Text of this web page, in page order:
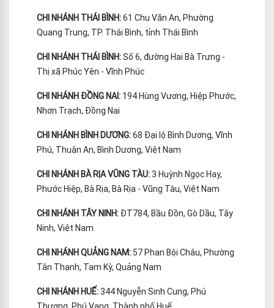
CHI NHÁNH THÁI BÌNH:61 Chu Văn An, Phường
Quang Trung, TP. Thái Bình, tỉnh Thái Bình
CHI NHÁNH THÁI BÌNH:Số 6, đường Hai Bà Trưng -
Thị xã Phúc Yên - Vĩnh Phúc
CHI NHÁNH ĐỒNG NAI: 194 Hùng Vương, Hiệp Phước,
Nhơn Trạch, Đồng Nai
CHI NHÁNH BÌNH DƯƠNG:68 Đại lộ Bình Dương, Vĩnh
Phú, Thuận An, Bình Dương, Việt Nam
CHI NHÁNH BÀ RỊA VŨNG TÀU:3 Huỳnh Ngọc Hay,
Phước Hiệp, Bà Rịa, Bà Rịa - Vũng Tàu, Việt Nam
CHI NHÁNH TÂY NINH: ĐT784, Bầu Đồn, Gò Dầu, Tây
Ninh, Việt Nam
CHI NHÁNH QUẢNG NAM: 57 Phan Bội Châu, Phường
Tân Thạnh, Tam Kỳ, Quảng Nam
CHI NHÁNH HUẾ:344 Nguyễn Sinh Cung, Phú